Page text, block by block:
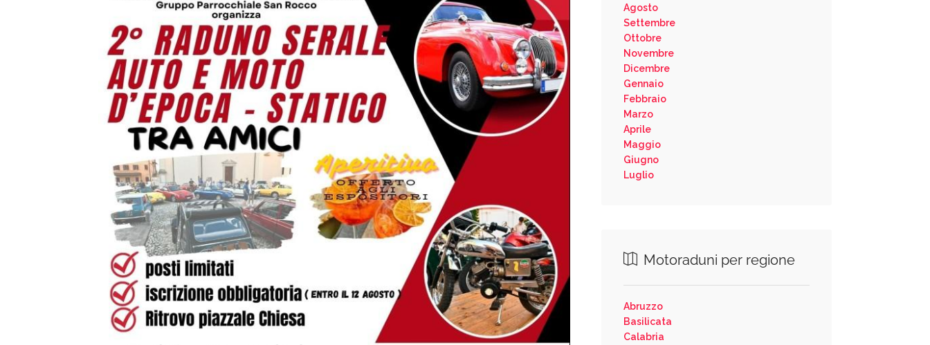
Agosto
Settembre
Ottobre
Novembre
Dicembre
Gennaio
Febbraio
Marzo
Aprile
Maggio
Giugno
Luglio
Motoraduni per regione
Abruzzo
Basilicata
Calabria